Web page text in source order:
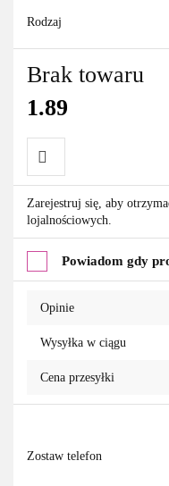
Rodzaj
Brak towaru
1.89
Do
Zarejestruj się, aby
lojalnościowych.
Powiadom gdy
Opinie
Wysyłka w ciągu
Cena przesyłki
Zostaw telefon